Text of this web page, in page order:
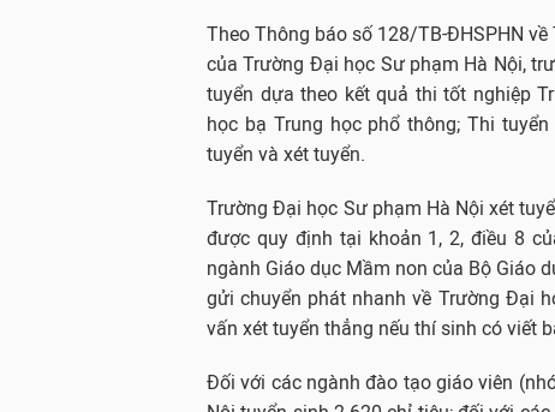
Theo Thông báo số 128/TB-ĐHSPHN
của Trường Đại học Sư phạm Hà Nội,
tuyển dựa theo kết quả thi tốt nghiệp
học bạ Trung học phổ thông; Thi
tuyển và xét tuyển.
Trường Đại học Sư phạm Hà Nội xét
được quy định tại khoản 1, 2, điều 8
ngành Giáo dục Mầm non của Bộ Giáo
gửi chuyển phát nhanh về Trường Đại
vấn xét tuyển thẳng nếu thí sinh có viết
Đối với các ngành đào tạo giáo viên